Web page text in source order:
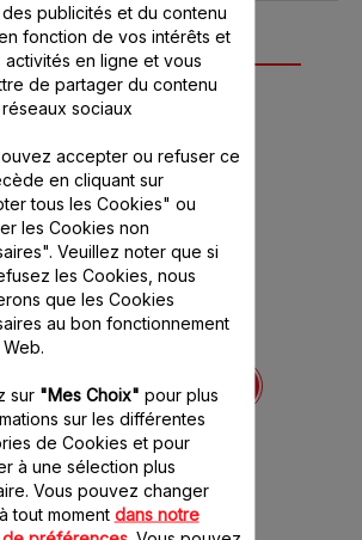
accessoire(s)
Batteur MS-652760
quotidienne de
gâteaux maison
Stock disponible.
8.20 CHF
publicités et du contenu
fonction de vos intérêts et
activités en ligne et vous
de partager du contenu
sociaux
accepter ou refuser ce
en cliquant sur
tous les Cookies" ou
les Cookies non
Veuillez noter que si
les Cookies, nous
que les Cookies
au bon fonctionnement
sur "Mes Choix" pour plus
sur les différentes
de Cookies et pour
à une sélection plus
Vous pouvez changer
tout moment dans notre